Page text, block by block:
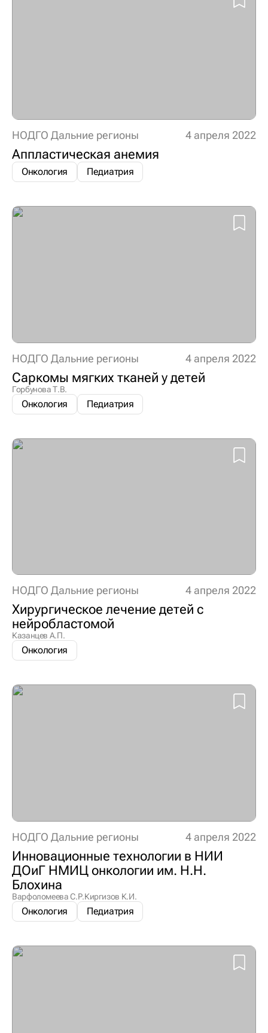
НОДГО Дальние регионы 4 апреля 2022
Аппластическая анемия
Онкология Педиатрия
НОДГО Дальние регионы 4 апреля 2022
Саркомы мягких тканей у детей
Горбунова Т.В.
Онкология Педиатрия
НОДГО Дальние регионы 4 апреля 2022
Хирургическое лечение детей с
нейробластомой
Казанцев А.П.
Онкология
НОДГО Дальние регионы 4 апреля 2022
Инновационные технологии в НИИ
ДОиГ НМИЦ онкологии им. Н.Н.
Блохина
Варфоломеева С.Р.Киргизов К.И.
Онкология Педиатрия